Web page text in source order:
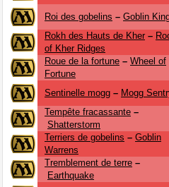
Roi des gobelins – Goblin
Rokh des Hauts de Kher–
of Kher Ridges
Roue de la fortune – Wheel of
Fortune
Sentinelle mogg – Mogg
Tempête fracassante –
Shatterstorm
Terriers de gobelins – Goblin
Warrens
Tremblement de terre –
Earthquake